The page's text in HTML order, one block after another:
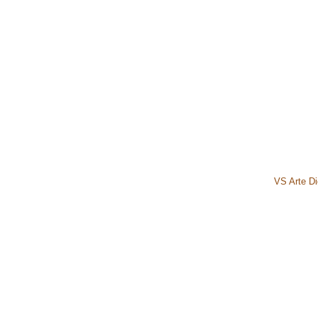
VS Arte